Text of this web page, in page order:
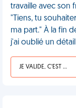
travaille avec son
"Tiens, tu
ma part." À la fin
j'ai oublié un
JE VALIDE, C'EST UNE VDM